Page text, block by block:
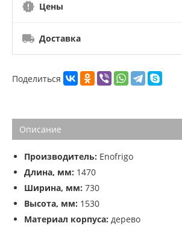
Цены
Доставка
Поделиться
Описание
Производитель: Enofrigo
Длина, мм: 1470
Ширина, мм: 730
Высота, мм: 1530
Материал корпуса: дерево